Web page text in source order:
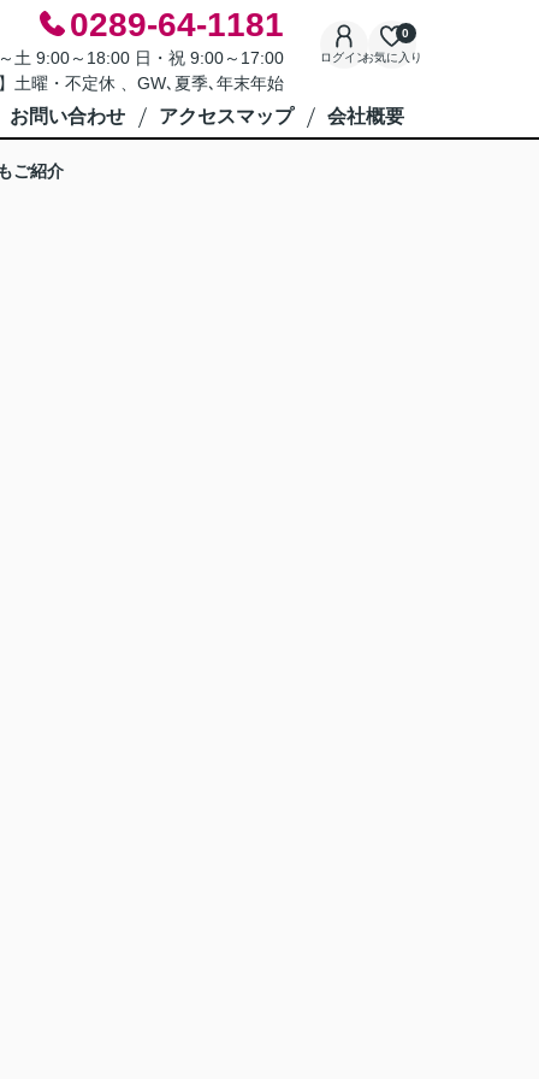
0289-64-1181
土 9:00～18:00 日・祝 9:00～17:00
土曜・不定休 、GW､夏季､年末年始
ログインお気に入り
0
お問い合わせ アクセスマップ 会社概要
ご紹介